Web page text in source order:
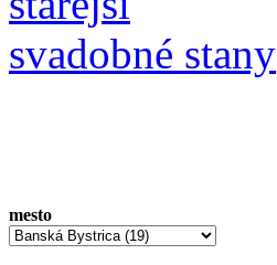
svadobné stany
mesto